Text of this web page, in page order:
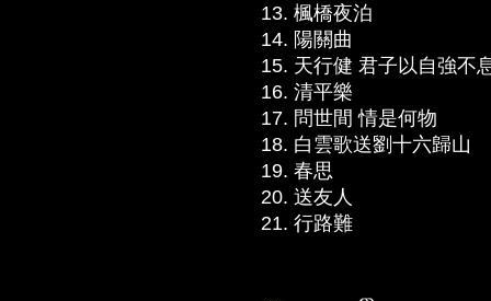
13. 楓橋夜泊
14. 陽關曲
15. 天行健 君子以自強不
16. 清平樂
17. 問世間 情是何物
18. 白雲歌送劉十六歸山
19. 春思
20. 送友人
21. 行路難